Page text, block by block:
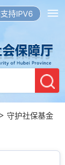
持IPV6
> 守护社保基金